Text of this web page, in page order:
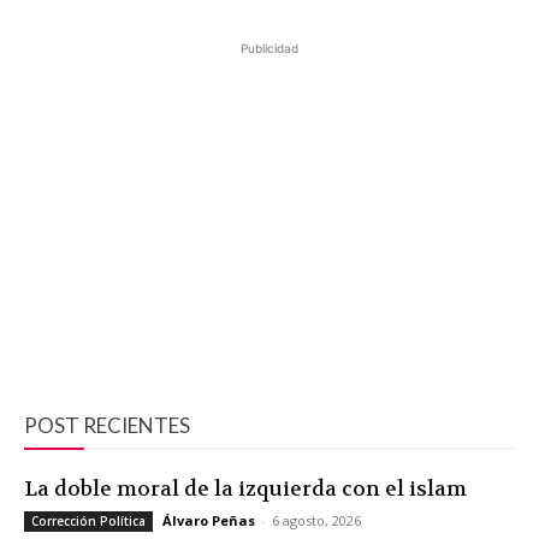
Publicidad
POST RECIENTES
La doble moral de la izquierda con el islam
Corrección Política Álvaro Peñas - 6 agosto, 2026